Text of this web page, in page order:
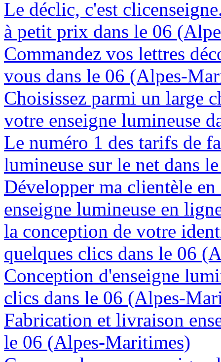
Le déclic, c'est
à petit prix dans le 06
Commandez vos lettres
vous dans le 06 (Alpes-
Choisissez parmi un large
votre enseigne lumineuse
Le numéro 1 des tarifs de
lumineuse sur le net dans
Développer ma clientèle
enseigne lumineuse en
la conception de votre
quelques clics dans le 06
Conception d'enseigne
clics dans le 06 (Alpes-
Fabrication et livraison
le 06 (Alpes-Maritimes)